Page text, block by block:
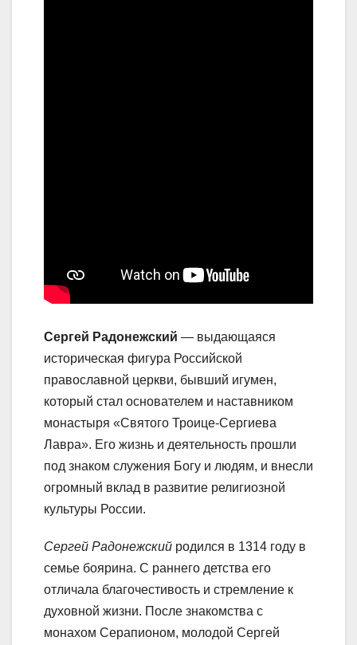
Сергей Радонежский — выдающаяся
историческая фигура Российской
православной церкви, бывший игумен,
который стал основателем и наставником
монастыря «Святого Троице-Сергиева
Лавра». Его жизнь и деятельность прошли
под знаком служения Богу и людям, и внесли
огромный вклад в развитие религиозной
культуры России.
Сергей Радонежский родился в 1314 году в
семье боярина. С раннего детства его
отличала благочестивость и стремление к
духовной жизни. После знакомства с
монахом Серапионом, молодой Сергей